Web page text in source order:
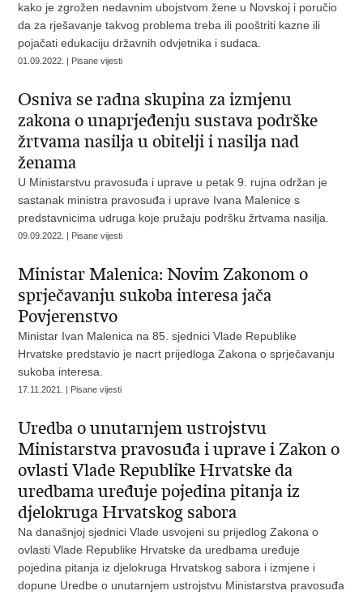
kako je zgrožen nedavnim ubojstvom žene u Novskoj i poručio
da za rješavanje takvog problema treba ili pooštriti kazne ili
pojačati edukaciju državnih odvjetnika i sudaca.
01.09.2022. | Pisane vijesti
Osniva se radna skupina za izmjenu
zakona o unaprjeđenju sustava podrške
žrtvama nasilja u obitelji i nasilja nad
ženama
U Ministarstvu pravosuđa i uprave u petak 9. rujna održan je
sastanak ministra pravosuđa i uprave Ivana Malenice s
predstavnicima udruga koje pružaju podršku žrtvama nasilja.
09.09.2022. | Pisane vijesti
Ministar Malenica: Novim Zakonom o
sprječavanju sukoba interesa jača
Povjerenstvo
Ministar Ivan Malenica na 85. sjednici Vlade Republike
Hrvatske predstavio je nacrt prijedloga Zakona o sprječavanju
sukoba interesa.
17.11.2021. | Pisane vijesti
Uredba o unutarnjem ustrojstvu
Ministarstva pravosuđa i uprave i Zakon o
ovlasti Vlade Republike Hrvatske da
uredbama uređuje pojedina pitanja iz
djelokruga Hrvatskog sabora
Na današnjoj sjednici Vlade usvojeni su prijedlog Zakona o
ovlasti Vlade Republike Hrvatske da uredbama uređuje
pojedina pitanja iz djelokruga Hrvatskog sabora i izmjene i
dopune Uredbe o unutarnjem ustrojstvu Ministarstva pravosuđa